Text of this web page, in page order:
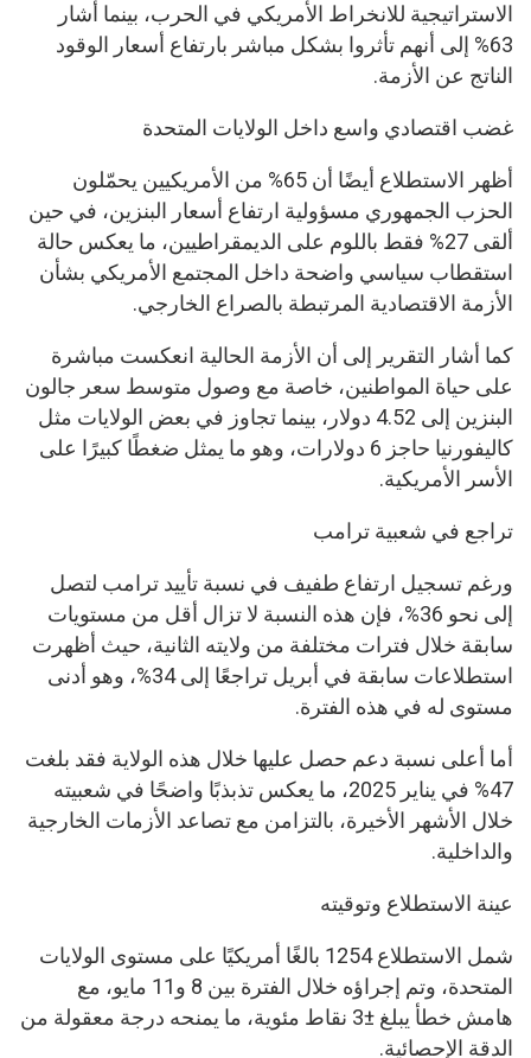
الاستراتيجية للانخراط الأمريكي في الحرب، بينما أشار
63% إلى أنهم تأثروا بشكل مباشر بارتفاع أسعار الوقود
الناتج عن الأزمة.
غضب اقتصادي واسع داخل الولايات المتحدة
أظهر الاستطلاع أيضًا أن 65% من الأمريكيين يحمّلون
الحزب الجمهوري مسؤولية ارتفاع أسعار البنزين، في حين
ألقى 27% فقط باللوم على الديمقراطيين، ما يعكس حالة
استقطاب سياسي واضحة داخل المجتمع الأمريكي بشأن
الأزمة الاقتصادية المرتبطة بالصراع الخارجي.
كما أشار التقرير إلى أن الأزمة الحالية انعكست مباشرة
على حياة المواطنين، خاصة مع وصول متوسط سعر جالون
البنزين إلى 4.52 دولار، بينما تجاوز في بعض الولايات مثل
كاليفورنيا حاجز 6 دولارات، وهو ما يمثل ضغطًا كبيرًا على
الأسر الأمريكية.
تراجع في شعبية ترامب
ورغم تسجيل ارتفاع طفيف في نسبة تأييد ترامب لتصل
إلى نحو 36%، فإن هذه النسبة لا تزال أقل من مستويات
سابقة خلال فترات مختلفة من ولايته الثانية، حيث أظهرت
استطلاعات سابقة في أبريل تراجعًا إلى 34%، وهو أدنى
مستوى له في هذه الفترة.
أما أعلى نسبة دعم حصل عليها خلال هذه الولاية فقد بلغت
47% في يناير 2025، ما يعكس تذبذبًا واضحًا في شعبيته
خلال الأشهر الأخيرة، بالتزامن مع تصاعد الأزمات الخارجية
والداخلية.
عينة الاستطلاع وتوقيته
شمل الاستطلاع 1254 بالغًا أمريكيًا على مستوى الولايات
المتحدة، وتم إجراؤه خلال الفترة بين 8 و11 مايو، مع
هامش خطأ يبلغ ±3 نقاط مئوية، ما يمنحه درجة معقولة من
الدقة الإحصائية.